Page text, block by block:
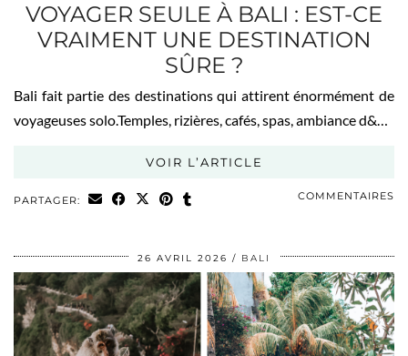
VOYAGER SEULE À BALI : EST-CE
VRAIMENT UNE DESTINATION
SÛRE ?
Bali fait partie des destinations qui attirent énormément de
voyageuses solo.Temples, rizières, cafés, spas, ambiance d&…
VOIR L’ARTICLE
PARTAGER: COMMENTAIRES
26 AVRIL 2026 BALI